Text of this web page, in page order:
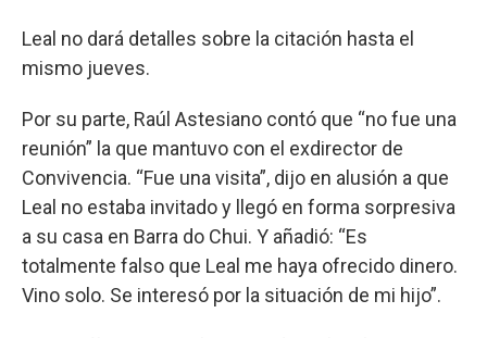
Leal no dará detalles sobre la citación hasta el
mismo jueves.
Por su parte, Raúl Astesiano contó que “no fue una
reunión” la que mantuvo con el exdirector de
Convivencia. “Fue una visita”, dijo en alusión a que
Leal no estaba invitado y llegó en forma sorpresiva
a su casa en Barra do Chui. Y añadió: “Es
totalmente falso que Leal me haya ofrecido dinero.
Vino solo. Se interesó por la situación de mi hijo”.